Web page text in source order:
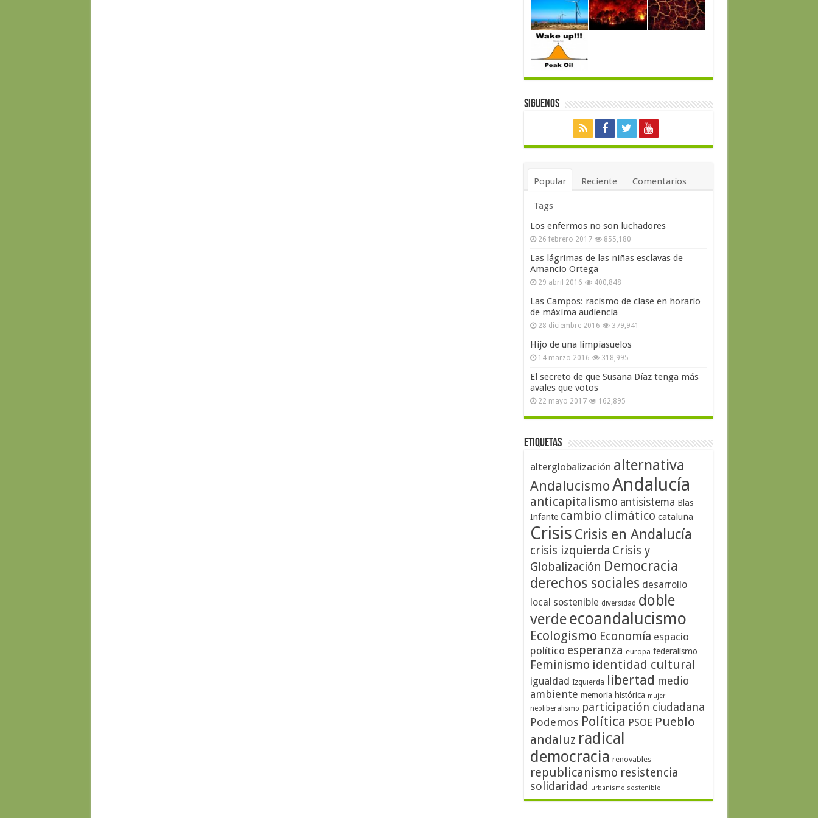
Siguenos
Popular Reciente Comentarios
Tags
Los enfermos no son luchadores
26 febrero 2017 855,180
Las lágrimas de las niñas esclavas de
Amancio Ortega
29 abril 2016 400,848
Las Campos: racismo de clase en horario
de máxima audiencia
28 diciembre 2016 379,941
Hijo de una limpiasuelos
14 marzo 2016 318,995
El secreto de que Susana Díaz tenga más
avales que votos
22 mayo 2017 162,895
Etiquetas
alterglobalización alternativa
AndalucismoAndalucía
anticapitalismo antisistema Blas
Infante cambio climático cataluña
Crisis Crisis en Andalucía
crisis izquierda Crisis y
Globalización Democracia
derechos sociales desarrollo
local sostenible diversidad doble
verdeecoandalucismo
Ecologismo Economía espacio
político esperanza europa federalismo
Feminismo identidad cultural
igualdad Izquierda libertad medio
ambiente memoria histórica mujer
neoliberalismo participación ciudadana
Podemos Política PSOE Pueblo
andaluz radical
democracia renovables
republicanismo resistencia
solidaridad urbanismo sostenible